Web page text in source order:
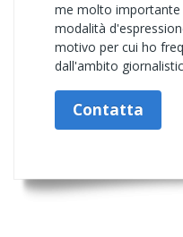
me molto importante
modalità
motivo per cui ho
dall'ambito
Contatta